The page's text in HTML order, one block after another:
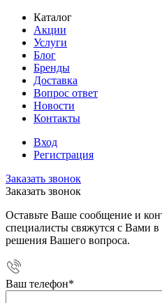
Каталог
Акции
Услуги
Блог
Бренды
Доставка
Вопрос ответ
Новости
Контакты
Вход
Регистрация
Заказать звонок
Заказать звонок
Оставьте Ваше сообщение и
специалисты свяжутся с Вами
решения Вашего вопроса.
Ваш телефон*